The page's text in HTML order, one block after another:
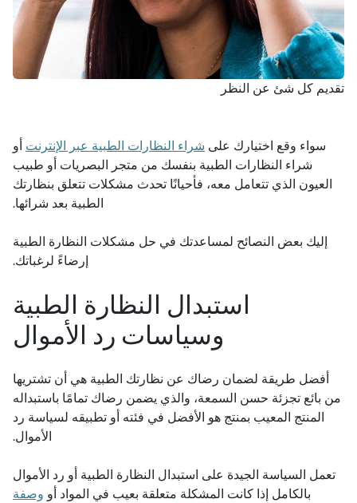
إصابات العين
الأعراض
فحص العين
صحة البصر
اختبارات العين
الآباء والأطفال
الرؤية وسلامة الطرق
الصيانة
فيديوهات
تقديم كل شئ عن النظر
سواء وقع اختيارك على شراء النظارات الطبية عبر الإنترنت أو
شراء النظارات الطبية بنفسك من متجر البصريات أو طبيب
العيون الذي تتعامل معه، فأحيانًا تحدث مشكلات تتعلق بنظارتك
الطبية بعد شرائها.
إليك بعض النصائح لمساعدتك في حل مشكلات النظارة الطبية
إرضاءً لرغباتك.
استبدال النظارة الطبية
وسياسات رد الأموال
أفضل طريقة لضمان رضاك عن نظارتك الطبية هي أن تشتريها
من بائع تجزئة حسن السمعة، والذي يضمن رضاك تمامًا باستبداله
المنتج المعيب بمنتج هو الأفضل في فئته أو تطبيقه لسياسة رد
الأموال.
تعمل السياسة الجيدة على استبدال النظارة الطبية أو رد الأموال
بالكامل إذا كانت المشكلة متعلقة بعيب في المواد أو وصفة